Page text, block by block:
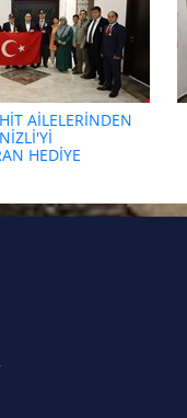
AİLELERİNDEN
HEDİYE